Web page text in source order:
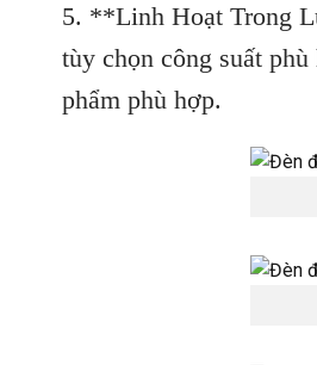
5. **Linh Hoạt Trong
tùy chọn công suất
phẩm phù hợp.